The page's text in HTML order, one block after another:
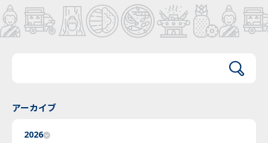
アーカイブ
2026